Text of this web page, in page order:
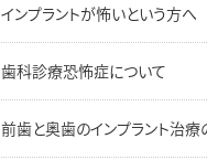
インプラントが怖いという方へ
歯科診療恐怖症について
前歯と奥歯のインプラント治療